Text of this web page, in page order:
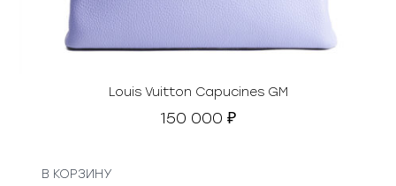
Louis Vuitton Capucines GM
150 000 ₽
В КОРЗИНУ